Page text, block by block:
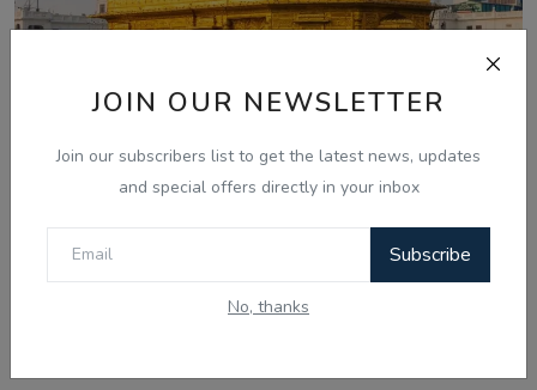
JOIN OUR NEWSLETTER
Join our subscribers list to get the latest news, updates
and special offers directly in your inbox
Subscribe
No, thanks
ਸ੍ਰੀ ਹਰਿਮੰਦਰ ਸਾਹਿਬ ਤੋਂ ਪਾਵਨ ਗੁਰਬਾਣੀ ਦਾ ਪ੍ਰਸਾਰਣ ਹੁਣ
ਦੁਨੀਆ ਭਰ ਦੇ 1...